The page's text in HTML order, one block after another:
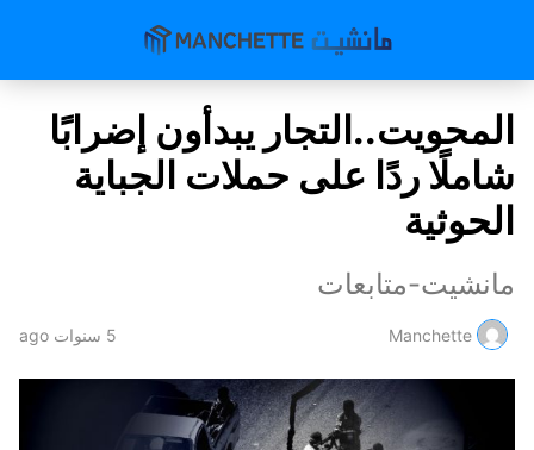
المحويت..التجار يبدأون إضرابًا
شاملًا ردًا على حملات الجباية
الحوثية
مانشيت-متابعات
Manchette 5 سنوات ago